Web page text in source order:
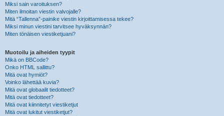
Miksi sain varoituksen?
Miten ilmoitan viestin valvojalle?
Mitä “Tallenna”-painike viestin kirjoittamisessa tekee?
Miksi minun viestini tarvitsee hyväksynnän?
Miten tönäisen viestiketjuani?
Muotoilu ja aiheiden tyypit
Mikä on BBCode?
Onko HTML sallittu?
Mitä ovat hymiöt?
Voinko lähettää kuvia?
Mitä ovat globaalit tiedotteet?
Mitä ovat tiedotteet?
Mitä ovat kiinnitetyt viestiketjut
Mitä ovat lukitut viestiketjut?